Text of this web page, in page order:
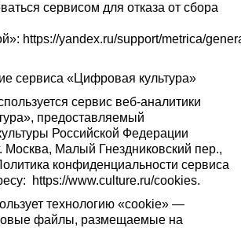
сервисом для отказа от сбора
https://yandex.ru/support/metrica/
сервиса «Цифровая культура»
сервис веб-аналитики
предоставляемый
Российской Федерации
Москва, Малый Гнездниковский пер.,
конфиденциальности сервиса
https://www.culture.ru/cookies.
технологию «cookie» —
файлы, размещаемые на